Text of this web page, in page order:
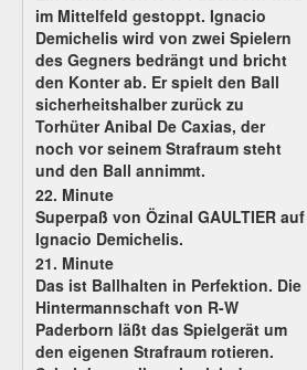
im Mittelfeld gestoppt. Ignacio
Demichelis wird von zwei Spielern
des Gegners bedrängt und bricht
den Konter ab. Er spielt den Ball
sicherheitshalber zurück zu
Torhüter Anibal De Caxias, der
noch vor seinem Strafraum steht
und den Ball annimmt.
22. Minute
Superpaß von Özinal GAULTIER auf
Ignacio Demichelis.
21. Minute
Das ist Ballhalten in Perfektion. Die
Hintermannschaft von R-W
Paderborn läßt das Spielgerät um
den eigenen Strafraum rotieren.